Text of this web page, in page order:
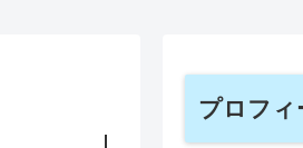
プロフィ